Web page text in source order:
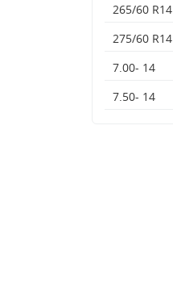
265/60 R14
275/60 R14
7.00- 14
7.50- 14